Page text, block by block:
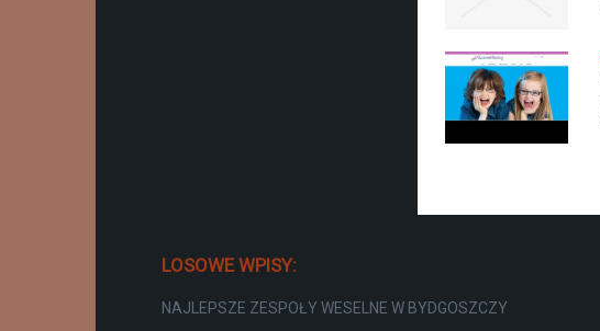
LOSOWE WPISY:
NAJLEPSZE ZESPOŁY WESELNE W BYDGOSZCZY